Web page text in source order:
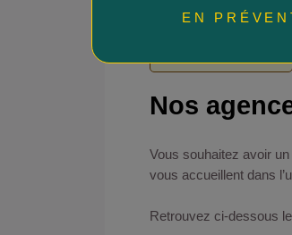
Nos
Vous souhaitez avoir
vous accueillent dans
Retrouvez ci-dessous
EN